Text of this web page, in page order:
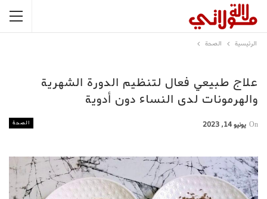
الرئيسية الصحة
علاج طبيعي فعال لتنظيم الدورة الشهرية
والهرمونات لدى النساء دون أدوية
الصحة On يونيو 14, 2023